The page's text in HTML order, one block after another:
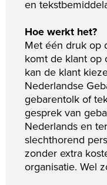
en
Hoe werkt het?
Met één druk op
komt de klant op
kan de klant
Nederlandse
gebarentolk of
gesprek van
Nederlands en
slechthorend
zonder extra
organisatie. Wel